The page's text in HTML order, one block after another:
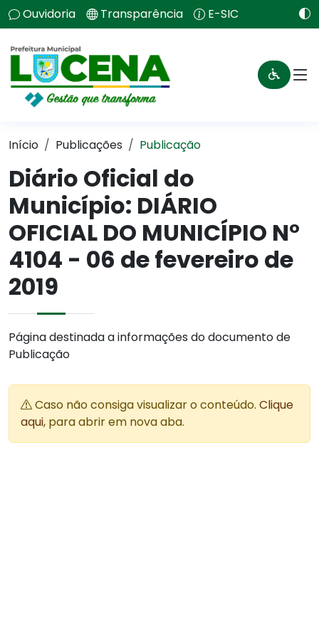
Ouvidoria Transparência E-SIC
Início Publicações Publicação
Diário Oficial do
Município: DIÁRIO
OFICIAL DO MUNICÍPIO N°
4104 - 06 de fevereiro de
2019
Página destinada a informações do documento de
Publicação
Caso não consiga visualizar o conteúdo. Clique
aqui, para abrir em nova aba.